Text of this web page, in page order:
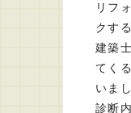
リフ
クす
建築
てく
いま
診断